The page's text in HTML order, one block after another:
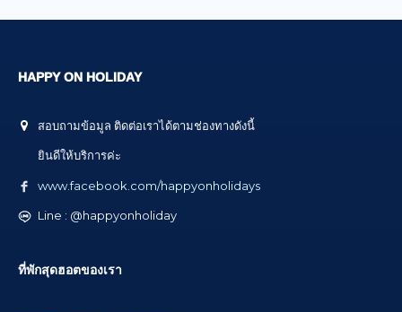
HAPPY ON HOLIDAY
สอบถามข้อมูล ติดต่อเราได้ตามช่องทางดังนี้
ยินดีให้บริการค่ะ
www.facebook.com/happyonholidays
Line : @happyonholiday
ที่พักสุดฮอตของเรา